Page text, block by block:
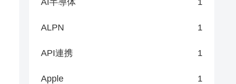
ALPN 1
API連携 1
Apple 1